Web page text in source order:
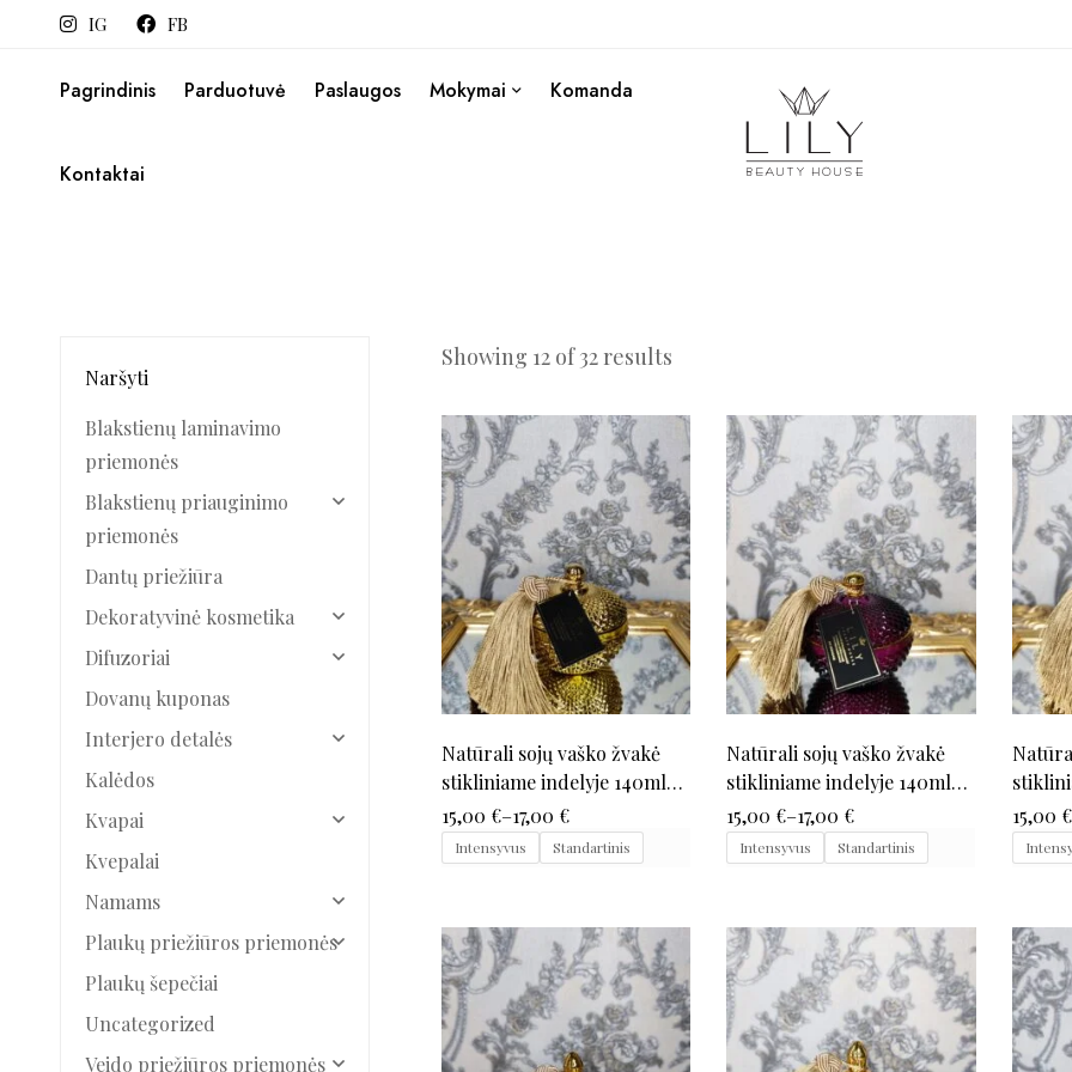
IG FB
Pagrindinis Parduotuvė Paslaugos Mokymai Komanda
Kontaktai
Naršyti
Blakstienų laminavimo
priemonės
Blakstienų priauginimo
priemonės
Dantų priežiūra
Dekoratyvinė kosmetika
Difuzoriai
Dovanų kuponas
Interjero detalės
Kalėdos
Kvapai
Kvepalai
Namams
Plaukų priežiūros priemonės
Plaukų šepečiai
Uncategorized
Veido priežiūros priemonės
Showing 12 of 32 results
Natūrali sojų vaško žvakė
stikliniame indelyje 140ml
(auksinė)
15,00 €–17,00 €
Intensyvus Standartinis
Natūrali sojų vaško žvakė
stikliniame indelyje 140ml
(baklažano)
15,00 €–17,00 €
Intensyvus Standartinis
15,00 €